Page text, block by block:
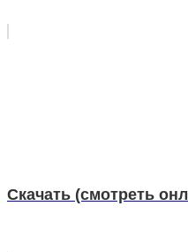
Скачать (смотреть